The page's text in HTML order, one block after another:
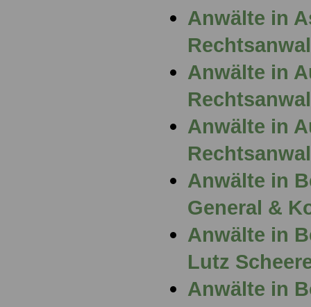
Anwälte in
Anwälte in
Anwälte in
Anwälte in
General &
Anwälte in
Lutz
Anwälte in